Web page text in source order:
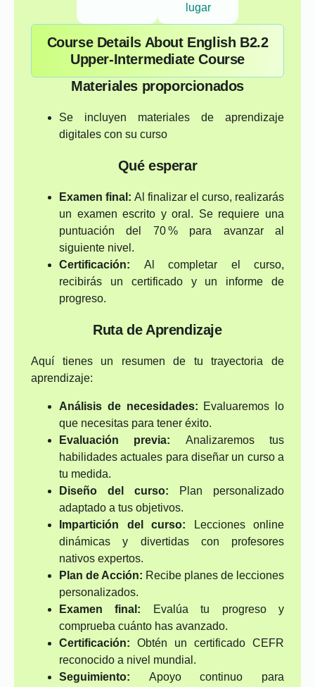
lugar
Course Details About English B2.2
Upper-Intermediate Course
Materiales proporcionados
Se incluyen materiales de aprendizaje
digitales con su curso
Qué esperar
Examen final: Al finalizar el curso, realizarás
un examen escrito y oral. Se requiere una
puntuación del 70 % para avanzar al
siguiente nivel.
Certificación: Al completar el curso,
recibirás un certificado y un informe de
progreso.
Ruta de Aprendizaje
Aquí tienes un resumen de tu trayectoria de
aprendizaje:
Análisis de necesidades: Evaluaremos lo
que necesitas para tener éxito.
Evaluación previa: Analizaremos tus
habilidades actuales para diseñar un curso a
tu medida.
Diseño del curso: Plan personalizado
adaptado a tus objetivos.
Impartición del curso: Lecciones online
dinámicas y divertidas con profesores
nativos expertos.
Plan de Acción: Recibe planes de lecciones
personalizados.
Examen final: Evalúa tu progreso y
comprueba cuánto has avanzado.
Certificación: Obtén un certificado CEFR
reconocido a nivel mundial.
Seguimiento: Apoyo continuo para